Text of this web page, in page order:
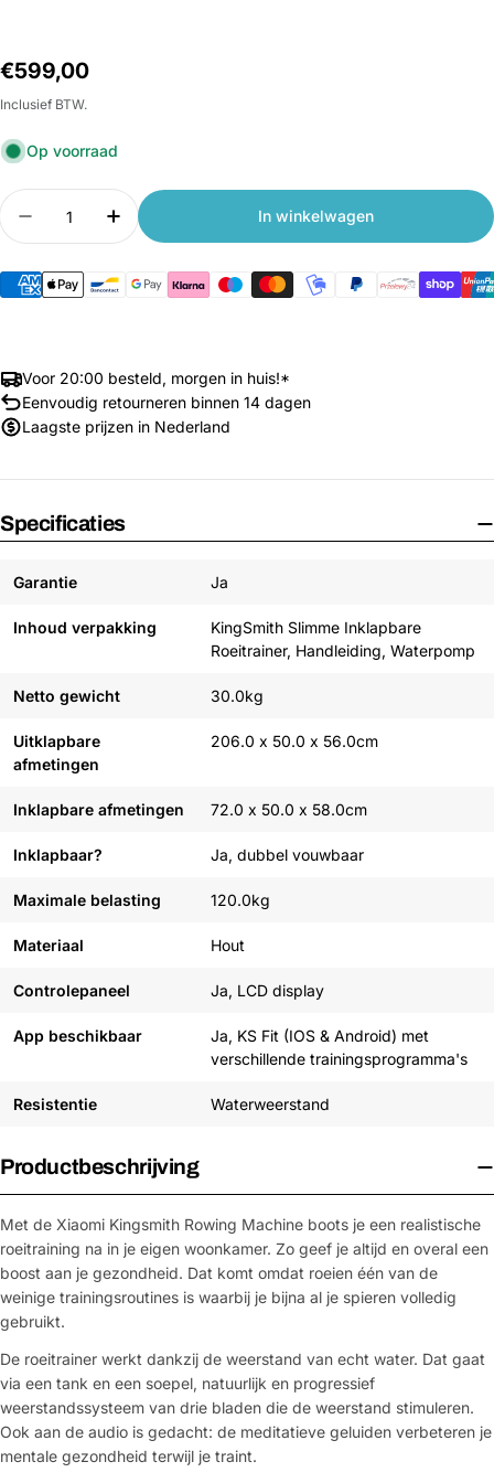
Normale
prijs
€599,00
Inclusief BTW.
Op voorraad
Aantal
Aantal verlagen voor Xiaomi KingSmith Slimme
Aantal verhogen voor Xiaomi
In winkelwagen
Voor 20:00 besteld, morgen in huis!*
Eenvoudig retourneren binnen 14 dagen
Laagste prijzen in Nederland
Specificaties
Garantie Ja
Inhoud verpakking
KingSmith Slimme Inklapbare
Roeitrainer, Handleiding, Waterpomp
Netto gewicht 30.0kg
Uitklapbare
afmetingen
206.0 x 50.0 x 56.0cm
Inklapbare afmetingen 72.0 x 50.0 x 58.0cm
Inklapbaar? Ja, dubbel vouwbaar
Maximale belasting 120.0kg
Materiaal Hout
Controlepaneel Ja, LCD display
App beschikbaar
Ja, KS Fit (IOS & Android) met
verschillende trainingsprogramma's
Resistentie Waterweerstand
Productbeschrijving
Met de Xiaomi Kingsmith Rowing Machine boots je een realistische
roeitraining na in je eigen woonkamer. Zo geef je altijd en overal een
boost aan je gezondheid. Dat komt omdat roeien één van de
weinige trainingsroutines is waarbij je bijna al je spieren volledig
gebruikt.
De roeitrainer werkt dankzij de weerstand van echt water. Dat gaat
via een tank en een soepel, natuurlijk en progressief
weerstandssysteem van drie bladen die de weerstand stimuleren.
Ook aan de audio is gedacht: de meditatieve geluiden verbeteren je
mentale gezondheid terwijl je traint.